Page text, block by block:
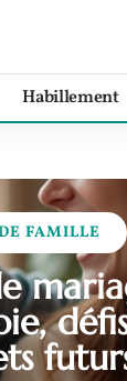
Habillement
FAMILLE